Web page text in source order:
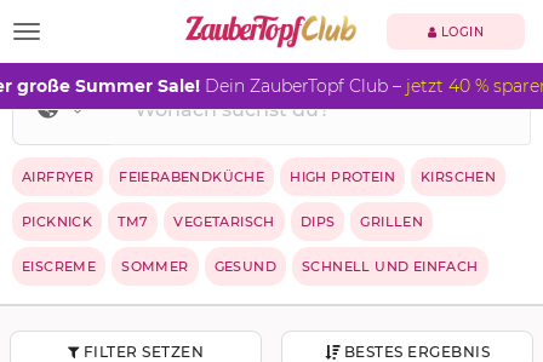
TOGGLE NAVIGATION LOGIN
große Summer Sale! Dein ZauberTopf Club – jetzt 40 %
AIRFRYER FEIERABENDKÜCHE HIGH PROTEIN KIRSCHEN
PICKNICK TM7 VEGETARISCH DIPS GRILLEN
EISCREME SOMMER GESUND SCHNELL UND EINFACH
FILTER SETZEN BESTES ERGEBNIS